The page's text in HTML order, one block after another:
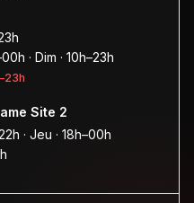
· Dim · 10h–23h
Site 2
· Jeu · 18h–00h